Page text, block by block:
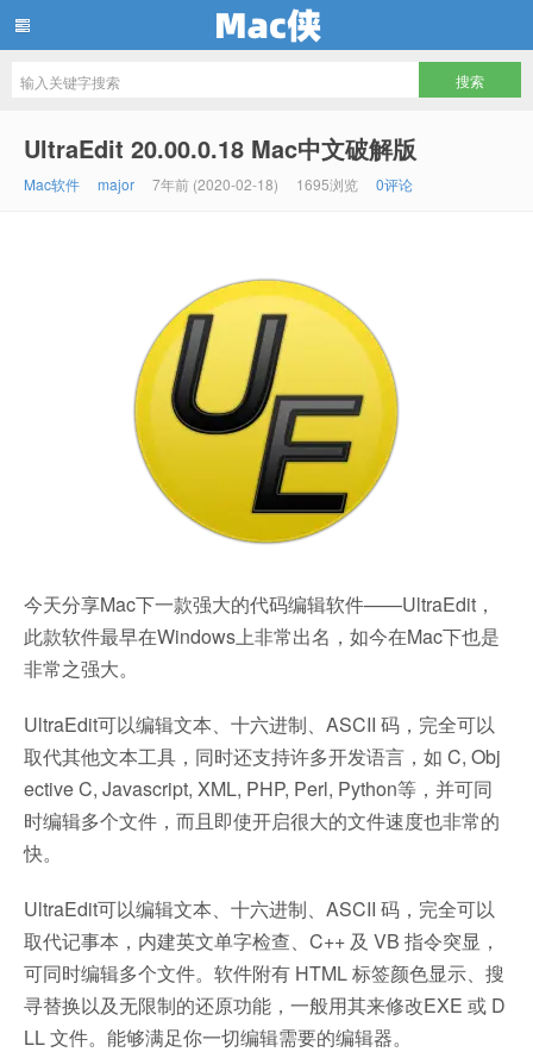
UltraEdit 20.00.0.18 Mac中文破解版
Mac软件 major 7年前 (2020-02-18) 1695浏览 0评论
今天分享Mac下一款强大的代码编辑软件——UltraEdit，
此款软件最早在Windows上非常出名，如今在Mac下也是
非常之强大。
UltraEdit可以编辑文本、十六进制、ASCII 码，完全可以
取代其他文本工具，同时还支持许多开发语言，如 C, Obj
ective C, Javascript, XML, PHP, Perl, Python等，并可同
时编辑多个文件，而且即使开启很大的文件速度也非常的
快。
UltraEdit可以编辑文本、十六进制、ASCII 码，完全可以
取代记事本，内建英文单字检查、C++ 及 VB 指令突显，
可同时编辑多个文件。软件附有 HTML 标签颜色显示、搜
寻替换以及无限制的还原功能，一般用其来修改EXE 或 D
LL 文件。能够满足你一切编辑需要的编辑器。